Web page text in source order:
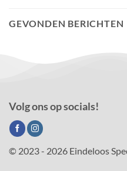
GEVONDEN BERICHTEN
Volg ons op socials!
© 2023 - 2026 Eindeloos